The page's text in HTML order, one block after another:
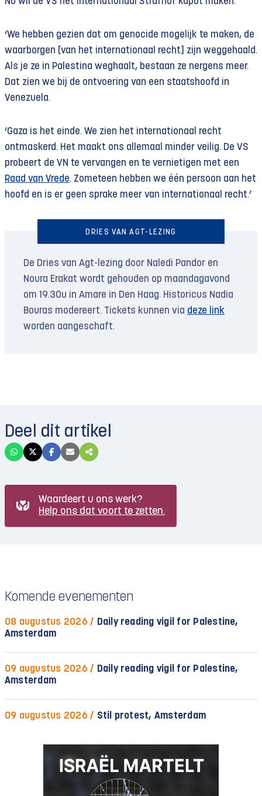
‘We hebben gezien dat om genocide mogelijk te maken, de
waarborgen [van het internationaal recht] zijn weggehaald.
Als je ze in Palestina weghaalt, bestaan ​​ze nergens meer.
Dat zien we bij de ontvoering van een staatshoofd in
Venezuela.
‘Gaza is het einde. We zien het internationaal recht
ontmaskerd. Het maakt ons allemaal minder veilig. De VS
probeert de VN te vervangen en te vernietigen met een
Raad van Vrede. Zometeen hebben we één persoon aan het
hoofd en is er geen sprake meer van internationaal recht.’
DRIES VAN AGT-LEZING
De Dries van Agt-lezing door Naledi Pandor en
Noura Erakat wordt gehouden op maandagavond
om 19.30u in Amare in Den Haag. Historicus Nadia
Bouras modereert. Tickets kunnen via deze link
worden aangeschaft.
Deel dit artikel
Waardeert u ons werk?
Help ons dat voort te zetten.
Komende evenementen
08 augustus 2026 / Daily reading vigil for Palestine,
Amsterdam
09 augustus 2026 / Daily reading vigil for Palestine,
Amsterdam
09 augustus 2026 / Stil protest, Amsterdam